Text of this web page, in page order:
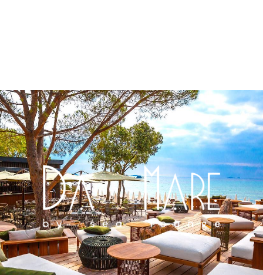
Notre table
méditerranéenne
En savoir plus